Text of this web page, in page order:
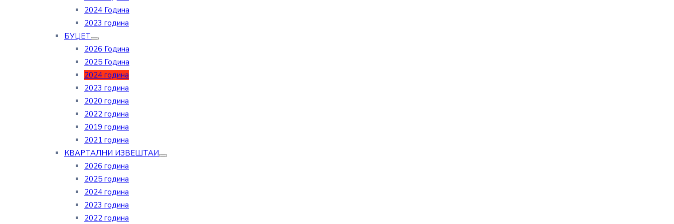
2024 Година
2023 година
БУЏЕТ
2026 Година
2025 Година
2024 година
2023 година
2020 година
2022 година
2019 година
2021 година
КВАРТАЛНИ ИЗВЕШТАИ
2026 година
2025 година
2024 година
2023 година
2022 година